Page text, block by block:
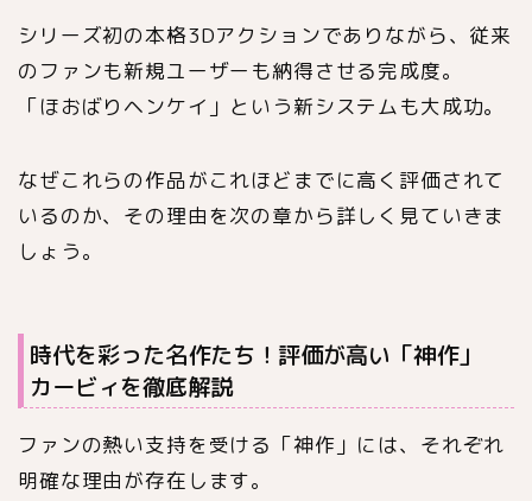
シリーズ初の本格3Dアクションでありながら、従来
のファンも新規ユーザーも納得させる完成度。
「ほおばりヘンケイ」という新システムも大成功。
なぜこれらの作品がこれほどまでに高く評価されて
いるのか、その理由を次の章から詳しく見ていきま
しょう。
時代を彩った名作たち！評価が高い「神作」
カービィを徹底解説
ファンの熱い支持を受ける「神作」には、それぞれ
明確な理由が存在します。